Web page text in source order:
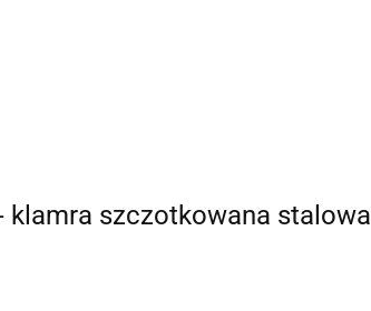
klamra szczotkowana stalowa